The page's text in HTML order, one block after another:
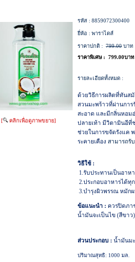
[ คลิกเพื่อดูภาพขยาย]
รหัส : 8859072300400
ยี่ห้อ : พาราไดส์
ราคาปกติ : 799.00 บาท
ราคาพิเศษ : 799.00บาท
รายละเอียดทั้งหมด :
ด้วยวิธีการผลิตที่ทันส
สวนมะพร้าวที่ผ่านการ
สะอาด และมีกลิ่นหอม
ปลายเท้า มีวิตามินอีที่
ช่วยในการขจัดรังแค
ระคายเคือง สามารถรั
วิธีใช้ :
1.รับประทานเป็นอาห
2.ประกอบอาหารได้ทุ
3.บำรุงผิวพรรณ หมักผ
ข้อแนะนำ : ควรปิดภา
น้ำมันจะเป็นไข (สีขา
ส่วนประกอบ : น้ำมันม
ปริมาณสุทธิ: 1000มล.